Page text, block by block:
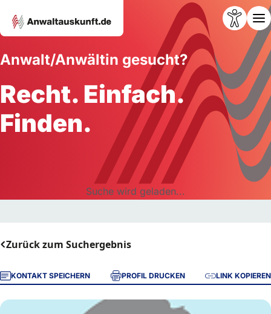
Anwalt/Anwältin gesucht?
Recht. Einfach.
Finden.
Suche wird geladen...
Zurück zum Suchergebnis
KONTAKT SPEICHERN PROFIL DRUCKEN LINK KOPIEREN